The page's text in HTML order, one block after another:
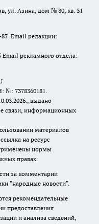
ул. Азина, дом № 80, кв. 31
Email редакции:
рекламного отдела:
№: 7378360181.
выдано
связи, информационных
материалов
на ресурс
нормы
правах.
за комментарии
"народные новости".
рекомендательные
предоставления
и анализа сведений,